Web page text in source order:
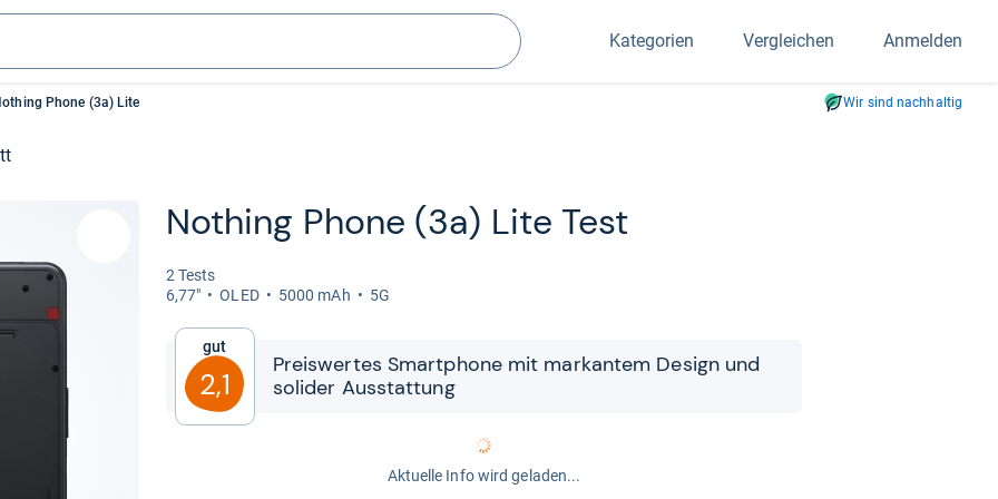
Suchen
Kategorien Vergleichen Anmelden
Phone (3a) Lite Wir sind nachhaltig
Nothing Phone (3a) Lite Test
2 Tests
6,77"
OLED 5000 mAh 5G
Gut
2,1
Preis­wer­tes Smart­phone mit mar­kan­tem Design und
soli­der Aus­stat­tung
Aktuelle Info wird geladen...